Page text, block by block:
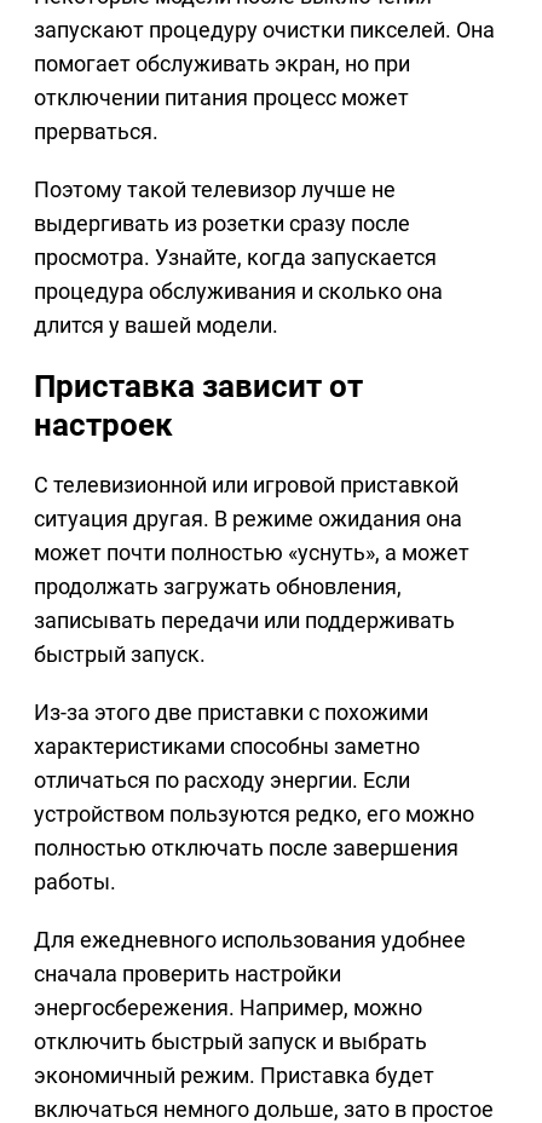
запускают процедуру очистки пикселей. Она
помогает обслуживать экран, но при
отключении питания процесс может
прерваться.
Поэтому такой телевизор лучше не
выдергивать из розетки сразу после
просмотра. Узнайте, когда запускается
процедура обслуживания и сколько она
длится у вашей модели.
Приставка зависит от
настроек
С телевизионной или игровой приставкой
ситуация другая. В режиме ожидания она
может почти полностью «уснуть», а может
продолжать загружать обновления,
записывать передачи или поддерживать
быстрый запуск.
Из-за этого две приставки с похожими
характеристиками способны заметно
отличаться по расходу энергии. Если
устройством пользуются редко, его можно
полностью отключать после завершения
работы.
Для ежедневного использования удобнее
сначала проверить настройки
энергосбережения. Например, можно
отключить быстрый запуск и выбрать
экономичный режим. Приставка будет
включаться немного дольше, зато в простое